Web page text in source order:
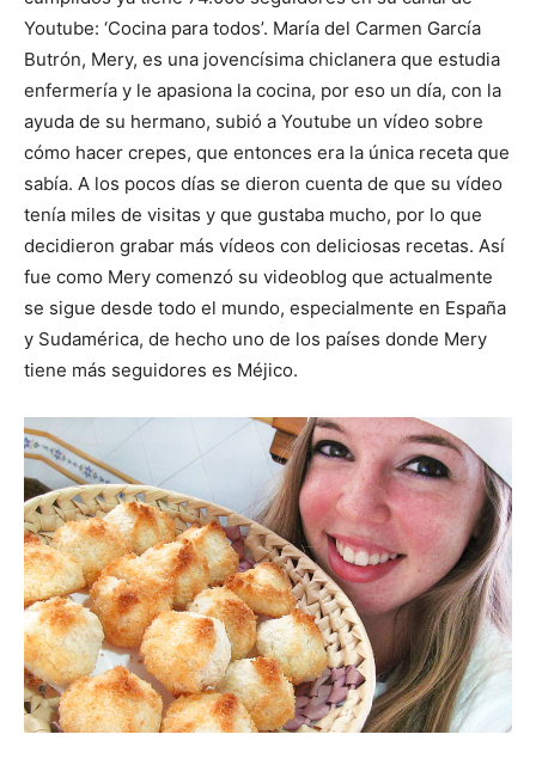
Youtube: ‘Cocina para todos’. María del Carmen García
Butrón, Mery, es una jovencísima chiclanera que estudia
enfermería y le apasiona la cocina, por eso un día, con la
ayuda de su hermano, subió a Youtube un vídeo sobre
cómo hacer crepes, que entonces era la única receta que
sabía. A los pocos días se dieron cuenta de que su vídeo
tenía miles de visitas y que gustaba mucho, por lo que
decidieron grabar más vídeos con deliciosas recetas. Así
fue como Mery comenzó su videoblog que actualmente
se sigue desde todo el mundo, especialmente en España
y Sudamérica, de hecho uno de los países donde Mery
tiene más seguidores es Méjico.